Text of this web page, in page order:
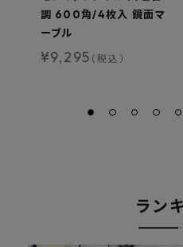
調 600角/4枚入 鏡面マ
ーブル
¥9,295 （税込）
ラン